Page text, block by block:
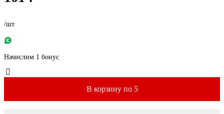
/шт
Начислим 1 бонус
В корзину по 5